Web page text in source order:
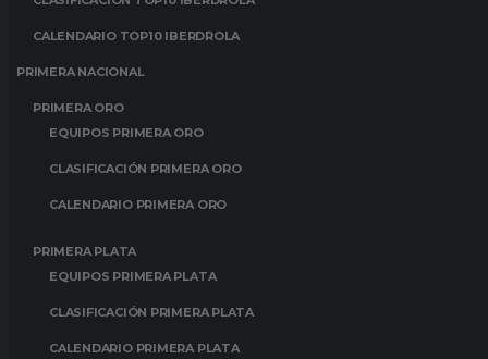
CALENDARIO TOP10 IBERDROLA
PRIMERA NACIONAL
PRIMERA ORO
EQUIPOS PRIMERA ORO
CLASIFICACIÓN PRIMERA ORO
CALENDARIO PRIMERA ORO
PRIMERA PLATA
EQUIPOS PRIMERA PLATA
CLASIFICACIÓN PRIMERA PLATA
CALENDARIO PRIMERA PLATA